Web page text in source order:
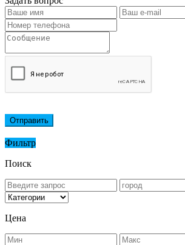
Отправить
Фильтр
Поиск
Цена